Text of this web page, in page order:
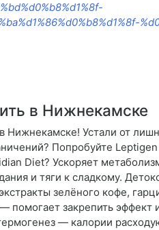
в Нижнекамске
Устали от
Попробуйте
Diet? Ускоряет
и тяги к сладкому.
зелёного кофе,
помогает закрепить
— калории